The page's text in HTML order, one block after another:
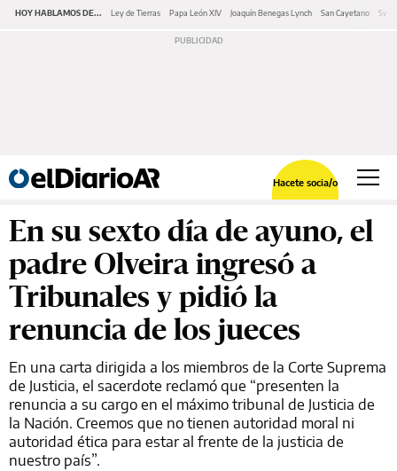
HOY HABLAMOS DE... Ley de Tierras Papa León XIV Joaquín Benegas Lynch San Cayetano
Hacete socia/o
En su sexto día de ayuno, el
padre Olveira ingresó a
Tribunales y pidió la
renuncia de los jueces
En una carta dirigida a los miembros de la Corte Suprema
de Justicia, el sacerdote reclamó que “presenten la
renuncia a su cargo en el máximo tribunal de Justicia de
la Nación. Creemos que no tienen autoridad moral ni
autoridad ética para estar al frente de la justicia de
nuestro país”.